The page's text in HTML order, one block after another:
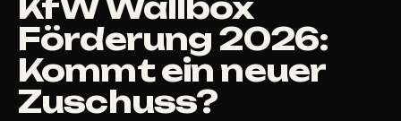
Förderung 2026:
Kommt ein neuer
Zuschuss?